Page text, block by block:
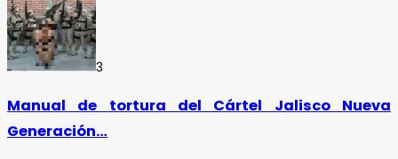
3
Manual de tortura del Cártel Jalisco Nueva
Generación…